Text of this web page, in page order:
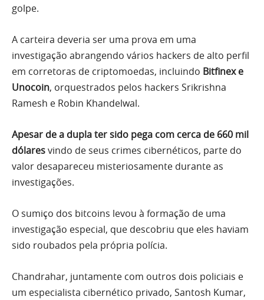
golpe.
A carteira deveria ser uma prova em uma
investigação abrangendo vários hackers de alto perfil
em corretoras de criptomoedas, incluindo Bitfinex e
Unocoin, orquestrados pelos hackers Srikrishna
Ramesh e Robin Khandelwal.
Apesar de a dupla ter sido pega com cerca de 660 mil
dólaresvindo de seus crimes cibernéticos, parte do
valor desapareceu misteriosamente durante as
investigações.
O sumiço dos bitcoins levou à formação de uma
investigação especial, que descobriu que eles haviam
sido roubados pela própria polícia.
Chandrahar, juntamente com outros dois policiais e
um especialista cibernético privado, Santosh Kumar,